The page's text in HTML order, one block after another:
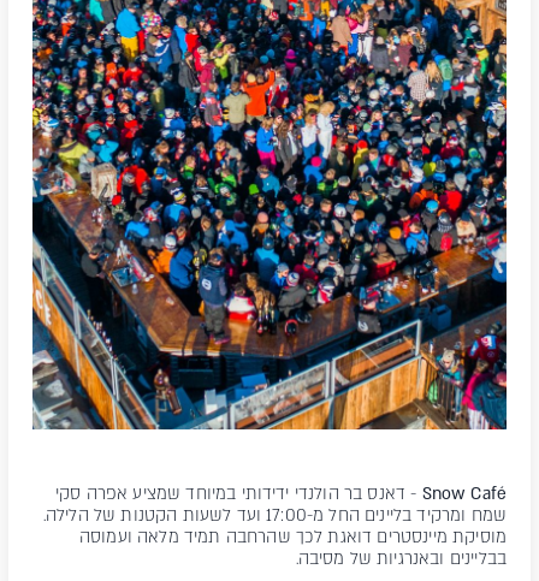
Snow Café - דאנס בר הולנדי ידידותי במיוחד שמציע אפרה סקי
שמח ומרקיד בליינים החל מ-17:00 ועד לשעות הקטנות של הלילה.
מוסיקת מיינסטרים דואגת לכך שהרחבה תמיד מלאה ועמוסה
בבליינים ובאנרגיות של מסיבה.